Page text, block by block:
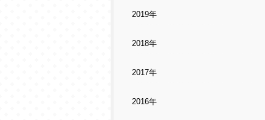
2019年
2018年
2017年
2016年